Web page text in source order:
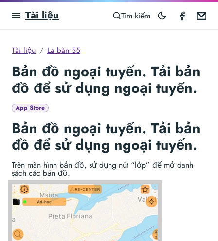
Tài liệu Tìm kiếm
Tài liệu La bàn 55
Bản đồ ngoại tuyến. Tải bản
đồ để sử dụng ngoại tuyến.
App Store
Bản đồ ngoại tuyến. Tải bản
đồ để sử dụng ngoại tuyến.
Trên màn hình bản đồ, sử dụng nút “lớp” để mở danh
sách các bản đồ.